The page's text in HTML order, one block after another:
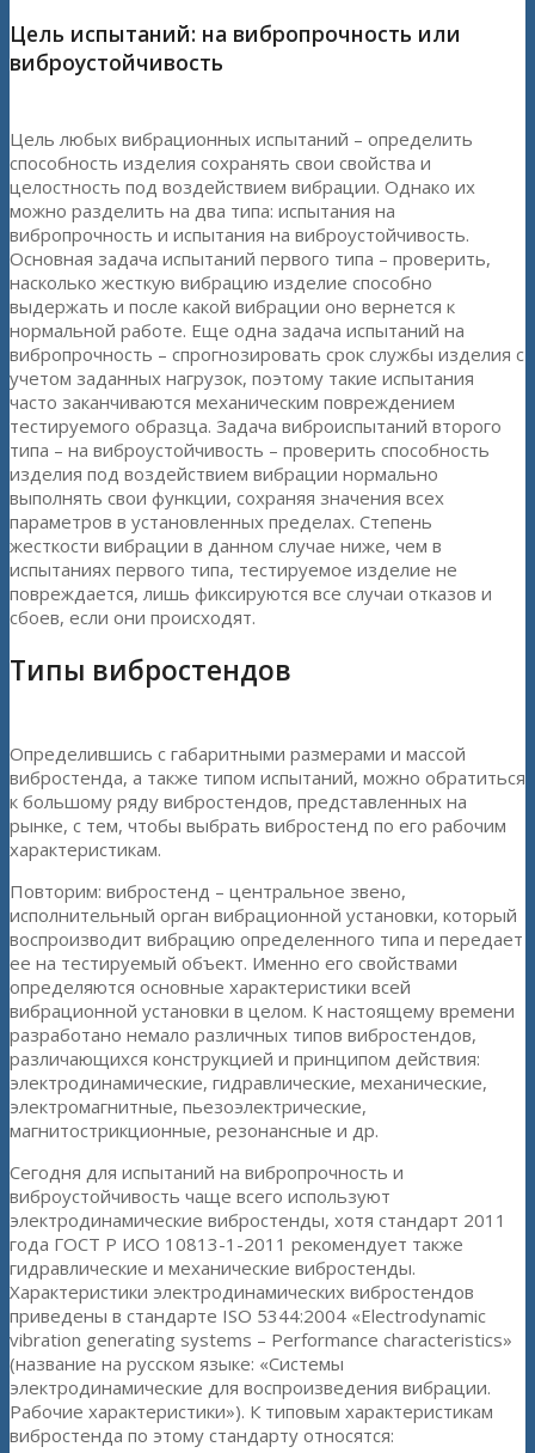
Цель испытаний: на вибропрочность или
виброустойчивость
Цель любых вибрационных испытаний – определить
способность изделия сохранять свои свойства и
целостность под воздействием вибрации. Однако их
можно разделить на два типа: испытания на
вибропрочность и испытания на виброустойчивость.
Основная задача испытаний первого типа – проверить,
насколько жесткую вибрацию изделие способно
выдержать и после какой вибрации оно вернется к
нормальной работе. Еще одна задача испытаний на
вибропрочность – спрогнозировать срок службы изделия с
учетом заданных нагрузок, поэтому такие испытания
часто заканчиваются механическим повреждением
тестируемого образца. Задача виброиспытаний второго
типа – на виброустойчивость – проверить способность
изделия под воздействием вибрации нормально
выполнять свои функции, сохраняя значения всех
параметров в установленных пределах. Степень
жесткости вибрации в данном случае ниже, чем в
испытаниях первого типа, тестируемое изделие не
повреждается, лишь фиксируются все случаи отказов и
сбоев, если они происходят.
Типы вибростендов
Определившись с габаритными размерами и массой
вибростенда, а также типом испытаний, можно обратиться
к большому ряду вибростендов, представленных на
рынке, с тем, чтобы выбрать вибростенд по его рабочим
характеристикам.
Повторим: вибростенд – центральное звено,
исполнительный орган вибрационной установки, который
воспроизводит вибрацию определенного типа и передает
ее на тестируемый объект. Именно его свойствами
определяются основные характеристики всей
вибрационной установки в целом. К настоящему времени
разработано немало различных типов вибростендов,
различающихся конструкцией и принципом действия:
электродинамические, гидравлические, механические,
электромагнитные, пьезоэлектрические,
магнитострикционные, резонансные и др.
Сегодня для испытаний на вибропрочность и
виброустойчивость чаще всего используют
электродинамические вибростенды, хотя стандарт 2011
года ГОСТ Р ИСО 10813-1-2011 рекомендует также
гидравлические и механические вибростенды.
Характеристики электродинамических вибростендов
приведены в стандарте ISO 5344:2004 «Electrodynamic
vibration generating systems – Performance characteristics»
(название на русском языке: «Системы
электродинамические для воспроизведения вибрации.
Рабочие характеристики»). К типовым характеристикам
вибростенда по этому стандарту относятся: